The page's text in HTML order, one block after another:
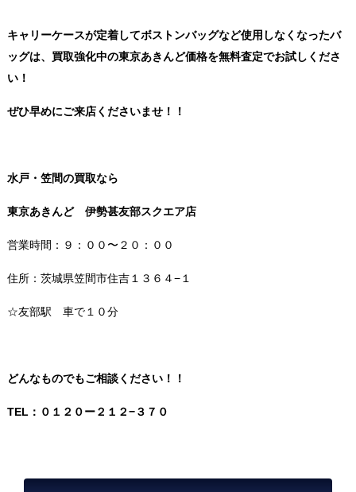
キャリーケースが定着してボストンバッグなど使用しなくなったバ
ッグは、買取強化中の東京あきんど価格を無料査定でお試しくださ
い！
ぜひ早めにご来店くださいませ！！
水戸・笠間の買取なら
東京あきんど 伊勢甚友部スクエア店
営業時間：９：００〜２０：００
住所：茨城県笠間市住吉１３６４−１
☆友部駅 車で１０分
どんなものでもご相談ください！！
TEL：０１２０ー２１２−３７０